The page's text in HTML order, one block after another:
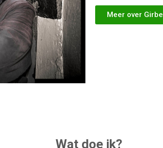
Meer over Girbe
Wat doe ik?